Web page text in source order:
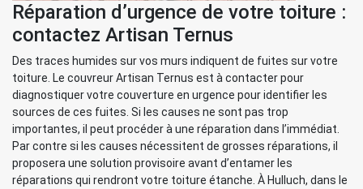
Réparation d’urgence de votre toiture :
contactez Artisan Ternus
Des traces humides sur vos murs indiquent de fuites sur votre
toiture. Le couvreur Artisan Ternus est à contacter pour
diagnostiquer votre couverture en urgence pour identifier les
sources de ces fuites. Si les causes ne sont pas trop
importantes, il peut procéder à une réparation dans l’immédiat.
Par contre si les causes nécessitent de grosses réparations, il
proposera une solution provisoire avant d’entamer les
réparations qui rendront votre toiture étanche. À Hulluch, dans le